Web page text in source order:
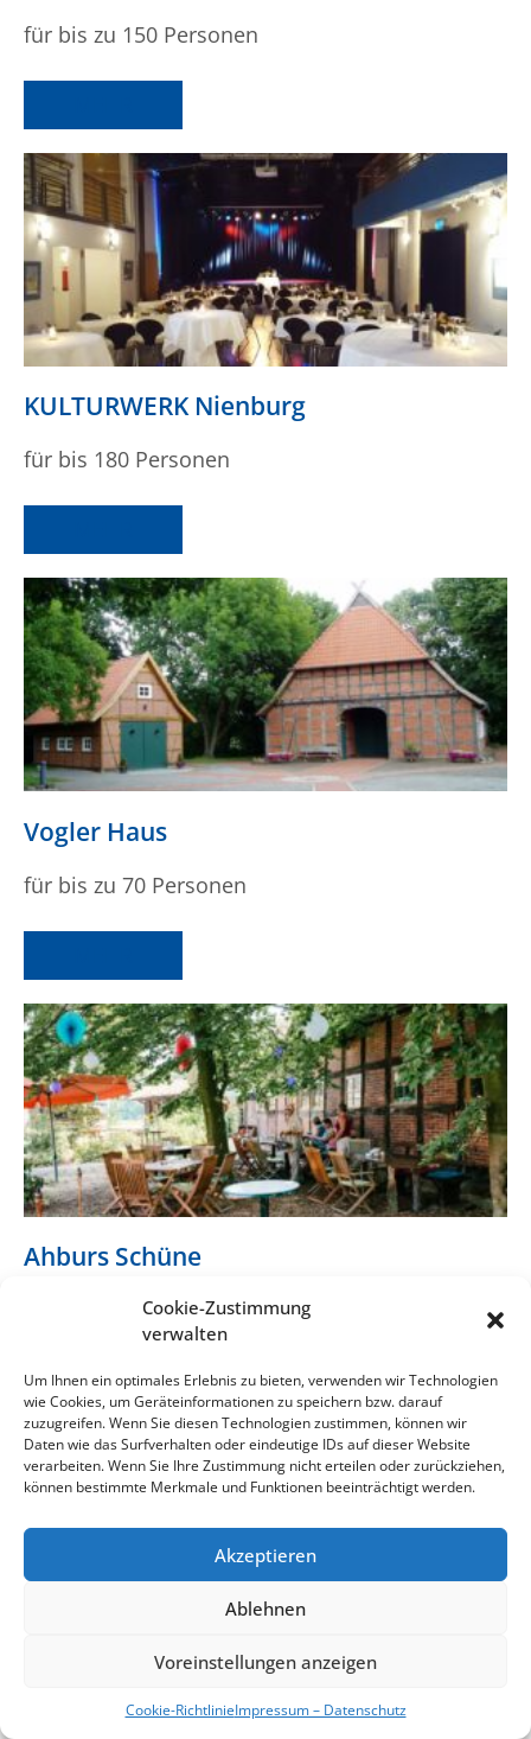
Cookie-Zustimmung
verwalten
Um Ihnen ein optimales Erlebnis zu bieten, verwenden wir Technologien
wie Cookies, um Geräteinformationen zu speichern bzw. darauf
zuzugreifen. Wenn Sie diesen Technologien zustimmen, können wir
Daten wie das Surfverhalten oder eindeutige IDs auf dieser Website
verarbeiten. Wenn Sie Ihre Zustimmung nicht erteilen oder zurückziehen,
können bestimmte Merkmale und Funktionen beeinträchtigt werden.
Akzeptieren
Ablehnen
Voreinstellungen anzeigen
Cookie-RichtlinieImpressum – Datenschutz
für bis zu 150 Personen
KULTURWERK Nienburg
für bis 180 Personen
Vogler Haus
für bis zu 70 Personen
Ahburs Schüne
für bis zu 120 Personen
MEHR
Scheunenviertel Estorf